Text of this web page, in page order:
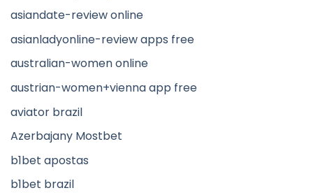
asiandate-review online
asianladyonline-review apps free
australian-women online
austrian-women+vienna app free
aviator brazil
Azerbajany Mostbet
b1bet apostas
b1bet brazil